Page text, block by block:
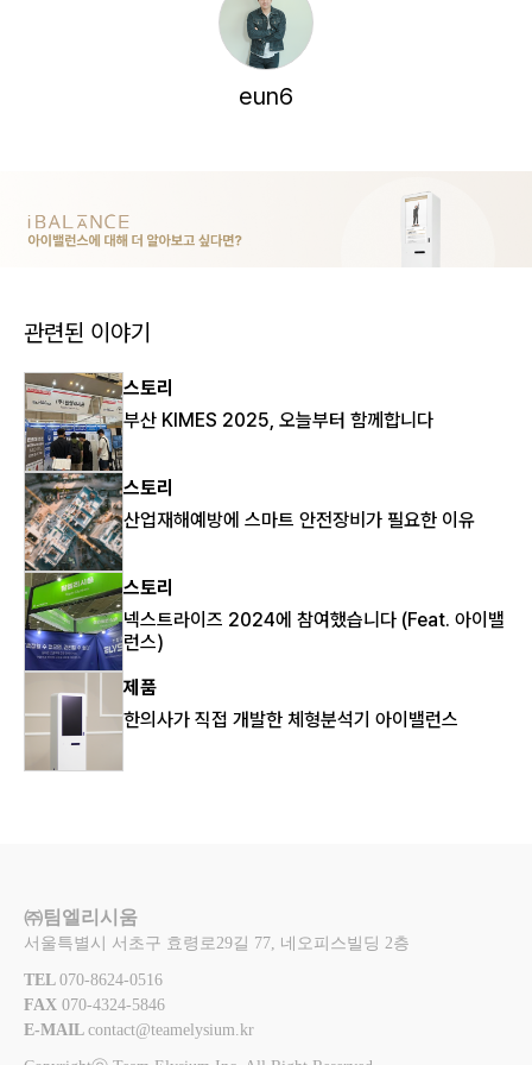
eun6
관련된 이야기
스토리
부산 KIMES 2025, 오늘부터 함께합니다
스토리
산업재해예방에 스마트 안전장비가 필요한 이유
스토리
넥스트라이즈 2024에 참여했습니다 (Feat. 아이밸
런스)
제품
한의사가 직접 개발한 체형분석기 아이밸런스
㈜팀엘리시움
서울특별시 서초구 효령로29길 77, 네오피스빌딩 2층
TEL 070-8624-0516
FAX 070-4324-5846
E-MAIL contact@teamelysium.kr